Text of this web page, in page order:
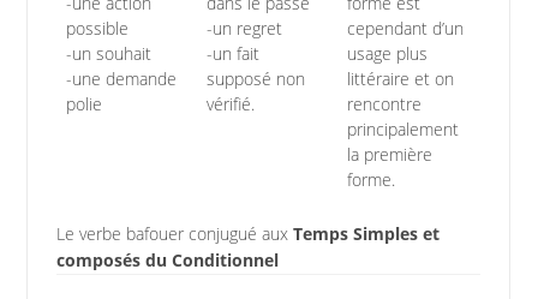
possible
-un souhait
-une demande
polie
-un regret
-un fait
supposé non
vérifié.
cependant d’un
usage plus
littéraire et on
rencontre
principalement
la première
forme.
Le verbe bafouer conjugué aux Temps Simples et
composés du Conditionnel